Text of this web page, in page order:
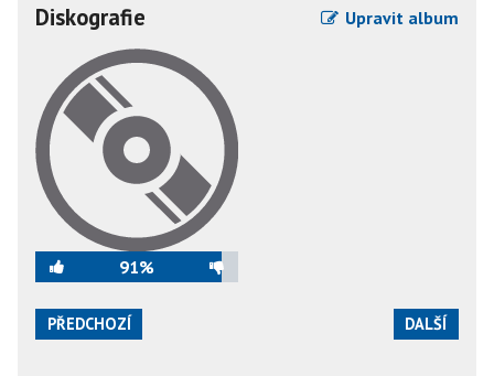
Diskografie Upravit album
91%
PŘEDCHOZÍ DALŠÍ